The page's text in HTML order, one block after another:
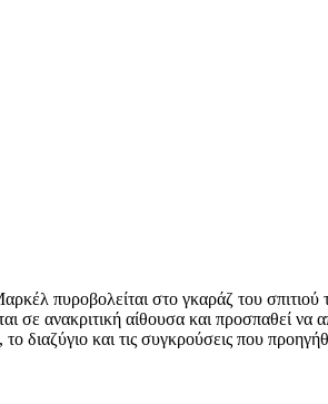
πυροβολείται στο γκαράζ του σπιτιού
σε ανακριτική αίθουσα και προσπαθεί να
διαζύγιο και τις συγκρούσεις που